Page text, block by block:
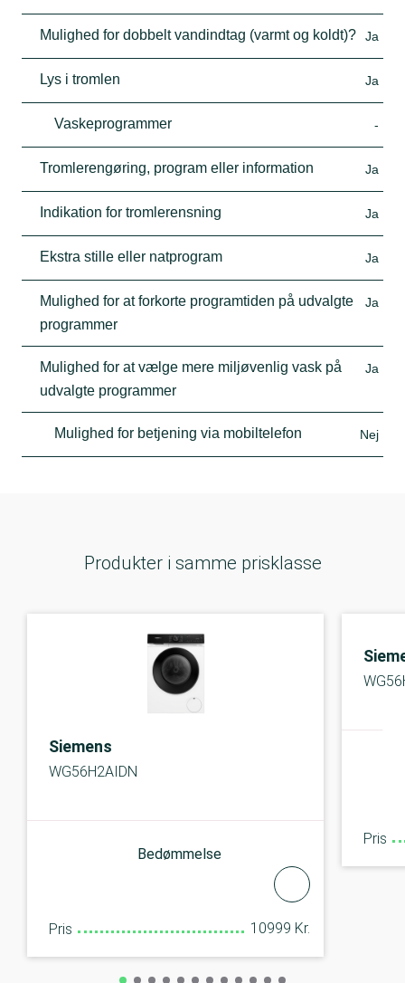
Mulighed for dobbelt vandindtag (varmt og koldt)? Ja
Lys i tromlen Ja
Vaskeprogrammer -
Tromlerengøring, program eller information Ja
Indikation for tromlerensning Ja
Ekstra stille eller natprogram Ja
Mulighed for at forkorte programtiden på udvalgte
programmer
Ja
Mulighed for at vælge mere miljøvenlig vask på
udvalgte programmer
Ja
Mulighed for betjening via mobiltelefon Nej
Produkter i samme prisklasse
Siemens
WG56H2AIDN
Bedømmelse
Pris 10999 Kr.
Pris